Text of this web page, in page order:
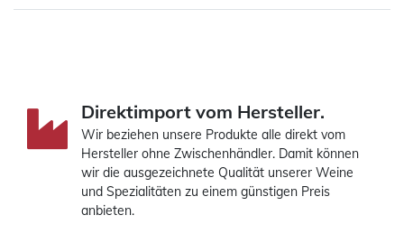
Direktimport vom Hersteller.
Wir beziehen unsere Produkte alle direkt vom
Hersteller ohne Zwischenhändler. Damit können
wir die ausgezeichnete Qualität unserer Weine
und Spezialitäten zu einem günstigen Preis
anbieten.